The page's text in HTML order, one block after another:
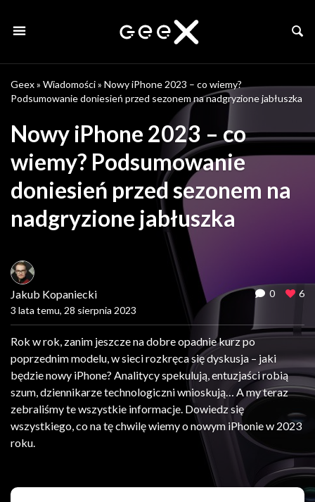
Geex» Wiadomości» Nowy iPhone 2023 – co wiemy?
Podsumowanie doniesień przed sezonem na nadgryzione jabłuszka
Nowy iPhone 2023 – co
wiemy? Podsumowanie
doniesień przed sezonem na
nadgryzione jabłuszka
Jakub Kopaniecki
3 lata temu, 28 sierpnia 2023
0 6
Rok w rok, zanim jeszcze na dobre opadnie kurz po
poprzednim modelu, w sieci rozkręca się dyskusja – jaki
będzie nowy iPhone? Analitycy spekulują, entuzjaści robią
szum, dziennikarze technologiczni wnioskują… A my teraz
zebraliśmy te wszystkie informacje. Dowiedz się
wszystkiego, co na tę chwilę wiemy o nowym iPhonie w 2023
roku.